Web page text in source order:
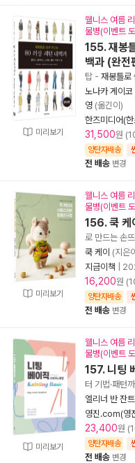
미리보기
웰니스 여름
물병(이벤트
155. 재봉
백과 (완전
탑 - 재봉틀로
노나카 게이코
영 (옮긴이)
한즈미디어(
31,500원
양탄자배송
전 배송 변경
미리보기
웰니스 여름
물병(이벤트
156. 쿡 케
로 만드는 손
쿡 케이 (지은
지금이책
16,200원
양탄자배송
전 배송 변경
미리보기
웰니스 여름
물병(이벤트
157. 니팅
터 기법·패턴
엘리너 반 잔트
영진.com(영
23,400원
양탄자배송
전 배송 변경